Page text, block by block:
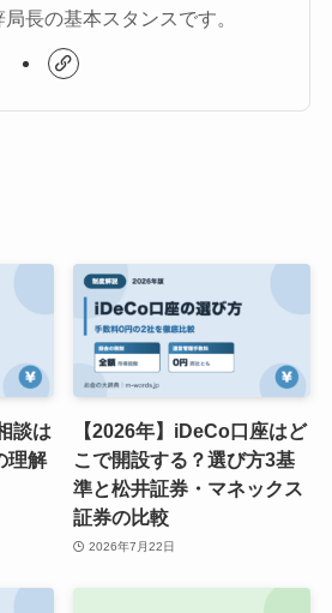
長の基本スタンスです。
談は
理解
【2026年】iDeCo口座はど
こで開設する？選び方3基
準と松井証券・マネックス
証券の比較
2026年7月22日